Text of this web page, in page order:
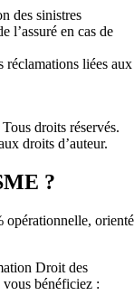
des sinistres
l’assuré en cas de
réclamations liées aux
droits réservés.
droits d’auteur.
?
Droit des
bénéficiez :